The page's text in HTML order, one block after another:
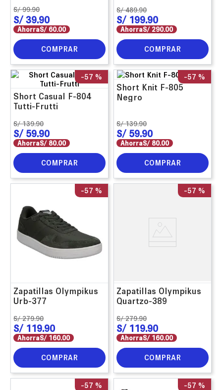
S/ 99.90
S/ 39.90
AhorraS/ 60.00
COMPRAR
S/ 489.90
S/ 199.90
AhorraS/ 290.00
COMPRAR
-57 %
Short Casual F-804
Tutti-Frutti
S/ 139.90
S/ 59.90
AhorraS/ 80.00
COMPRAR
-57 %
Short Knit F-805
Negro
S/ 139.90
S/ 59.90
AhorraS/ 80.00
COMPRAR
-57 %
Zapatillas Olympikus
Urb-377
S/ 279.90
S/ 119.90
AhorraS/ 160.00
COMPRAR
-57 %
Zapatillas Olympikus
Quartzo-389
S/ 279.90
S/ 119.90
AhorraS/ 160.00
COMPRAR
-57 % -57 %